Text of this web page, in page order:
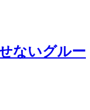
ないグルー